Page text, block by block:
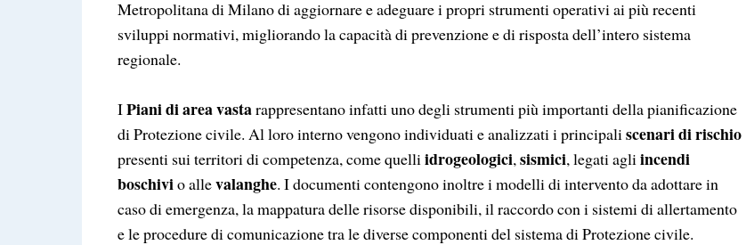
Metropolitana di Milano di aggiornare e adeguare i propri strumenti operativi ai più recenti
sviluppi normativi, migliorando la capacità di prevenzione e di risposta dell’intero sistema
regionale.
IPiani di area vastarappresentano infatti uno degli strumenti più importanti della pianificazione
di Protezione civile. Al loro interno vengono individuati e analizzati i principali scenari di rischio
presenti sui territori di competenza, come quelli idrogeologici, sismici, legati agli incendi
boschivio allevalanghe. I documenti contengono inoltre i modelli di intervento da adottare in
caso di emergenza, la mappatura delle risorse disponibili, il raccordo con i sistemi di allertamento
e le procedure di comunicazione tra le diverse componenti del sistema di Protezione civile.